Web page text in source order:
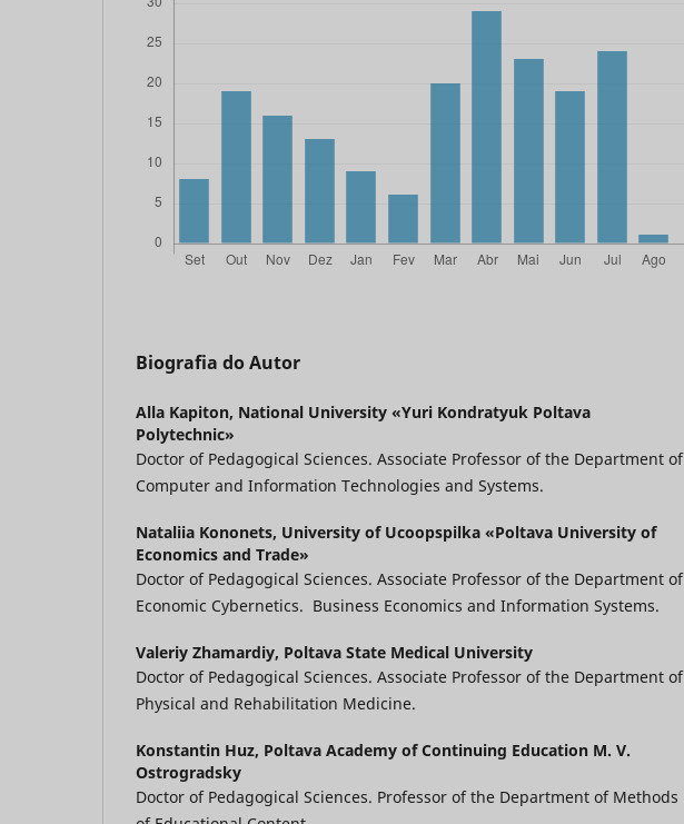
Biografia do Autor
Alla Kapiton, National University «Yuri Kondratyuk Poltava
Polytechnic»
Doctor of Pedagogical Sciences. Associate Professor of the Department of
Computer and Information Technologies and Systems.
Nataliia Kononets, University of Ucoopspilka «Poltava University of
Economics and Trade»
Doctor of Pedagogical Sciences. Associate Professor of the Department of
Economic Cybernetics. Business Economics and Information Systems.
Valeriy Zhamardiy, Poltava State Medical University
Doctor of Pedagogical Sciences. Associate Professor of the Department of
Physical and Rehabilitation Medicine.
Konstantin Huz, Poltava Academy of Continuing Education M. V.
Ostrogradsky
Doctor of Pedagogical Sciences. Professor of the Department of Methods